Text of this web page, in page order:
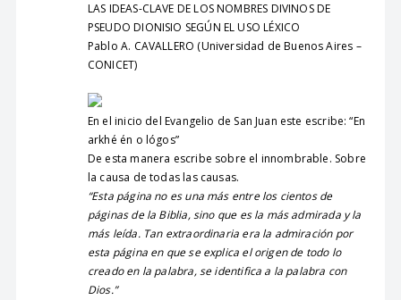
LAS IDEAS-CLAVE DE LOS NOMBRES DIVINOS DE
PSEUDO DIONISIO SEGÚN EL USO LÉXICO
Pablo A. CAVALLERO (Universidad de Buenos Aires –
CONICET)
En el inicio del Evangelio de San Juan este escribe: “En
arkhé én o lógos”
De esta manera escribe sobre el innombrable. Sobre
la causa de todas las causas.
“Esta página no es una más entre los cientos de
páginas de la Biblia, sino que es la más admirada y la
más leída. Tan extraordinaria era la admiración por
esta página en que se explica el origen de todo lo
creado en la palabra, se identifica a la palabra con
Dios.”